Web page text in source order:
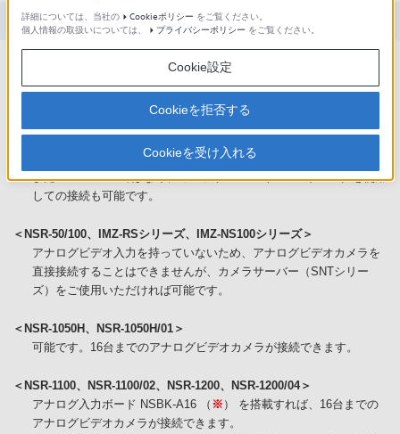
対象製品カテゴリー・製品
こちらの対象製品はサポート終了となりました。
アナログビデオ入力を持っていないため、アナログビデオカメラを
直接接続することはできませんが、アナログ入力ボードNSBK-EB05
を搭載すれば、16台までのアナログビデオカメラが接続できます。
またNSBK-EB05ではなく、カメラサーバー（SNTシリーズ）を使用
しての接続も可能です。
＜NSR-50/100、IMZ-RSシリーズ、IMZ-NS100シリーズ＞
アナログビデオ入力を持っていないため、アナログビデオカメラを
直接接続することはできませんが、カメラサーバー（SNTシリー
ズ）をご使用いただければ可能です。
＜NSR-1050H、NSR-1050H/01＞
可能です。16台までのアナログビデオカメラが接続できます。
＜NSR-1100、NSR-1100/02、NSR-1200、NSR-1200/04＞
アナログ入力ボード NSBK-A16 （ ※ ） を搭載すれば、16台までの
アナログビデオカメラが接続できます。
詳細については、当社の
Cookieポリシー をご覧ください。
個人情報の取扱いについては、
プライバシーポリシー をご覧ください。
Cookie設定
Cookieを拒否する
Cookieを受け入れる